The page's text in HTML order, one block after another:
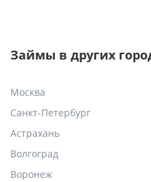
Займы в других
Москва
Санкт-Петербург
Астрахань
Волгоград
Воронеж